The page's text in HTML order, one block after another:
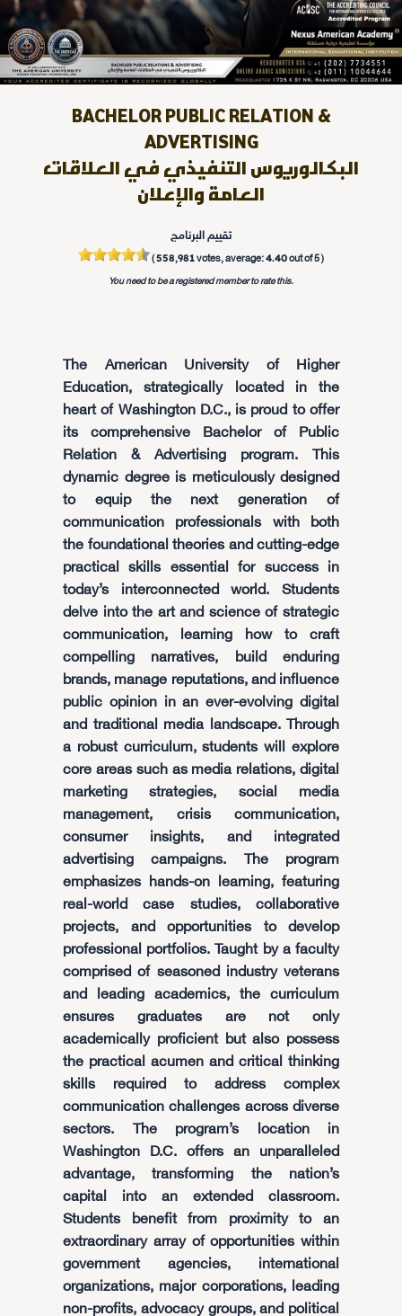
BACHELOR PUBLIC RELATION &
ADVERTISING
البكالوريوس التنفيذي في العلاقات
العامة والإعلان
تقييم البرنامج
(558,981votes, average:4.40out of 5 )
You need to be a registered member to rate this.
The American University of Higher
Education, strategically located in the
heart of Washington D.C., is proud to offer
its comprehensive Bachelor of Public
Relation & Advertising program. This
dynamic degree is meticulously designed
to equip the next generation of
communication professionals with both
the foundational theories and cutting-edge
practical skills essential for success in
today’s interconnected world. Students
delve into the art and science of strategic
communication, learning how to craft
compelling narratives, build enduring
brands, manage reputations, and influence
public opinion in an ever-evolving digital
and traditional media landscape. Through
a robust curriculum, students will explore
core areas such as media relations, digital
marketing strategies, social media
management, crisis communication,
consumer insights, and integrated
advertising campaigns. The program
emphasizes hands-on learning, featuring
real-world case studies, collaborative
projects, and opportunities to develop
professional portfolios. Taught by a faculty
comprised of seasoned industry veterans
and leading academics, the curriculum
ensures graduates are not only
academically proficient but also possess
the practical acumen and critical thinking
skills required to address complex
communication challenges across diverse
sectors. The program’s location in
Washington D.C. offers an unparalleled
advantage, transforming the nation’s
capital into an extended classroom.
Students benefit from proximity to an
extraordinary array of opportunities within
government agencies, international
organizations, major corporations, leading
non-profits, advocacy groups, and political